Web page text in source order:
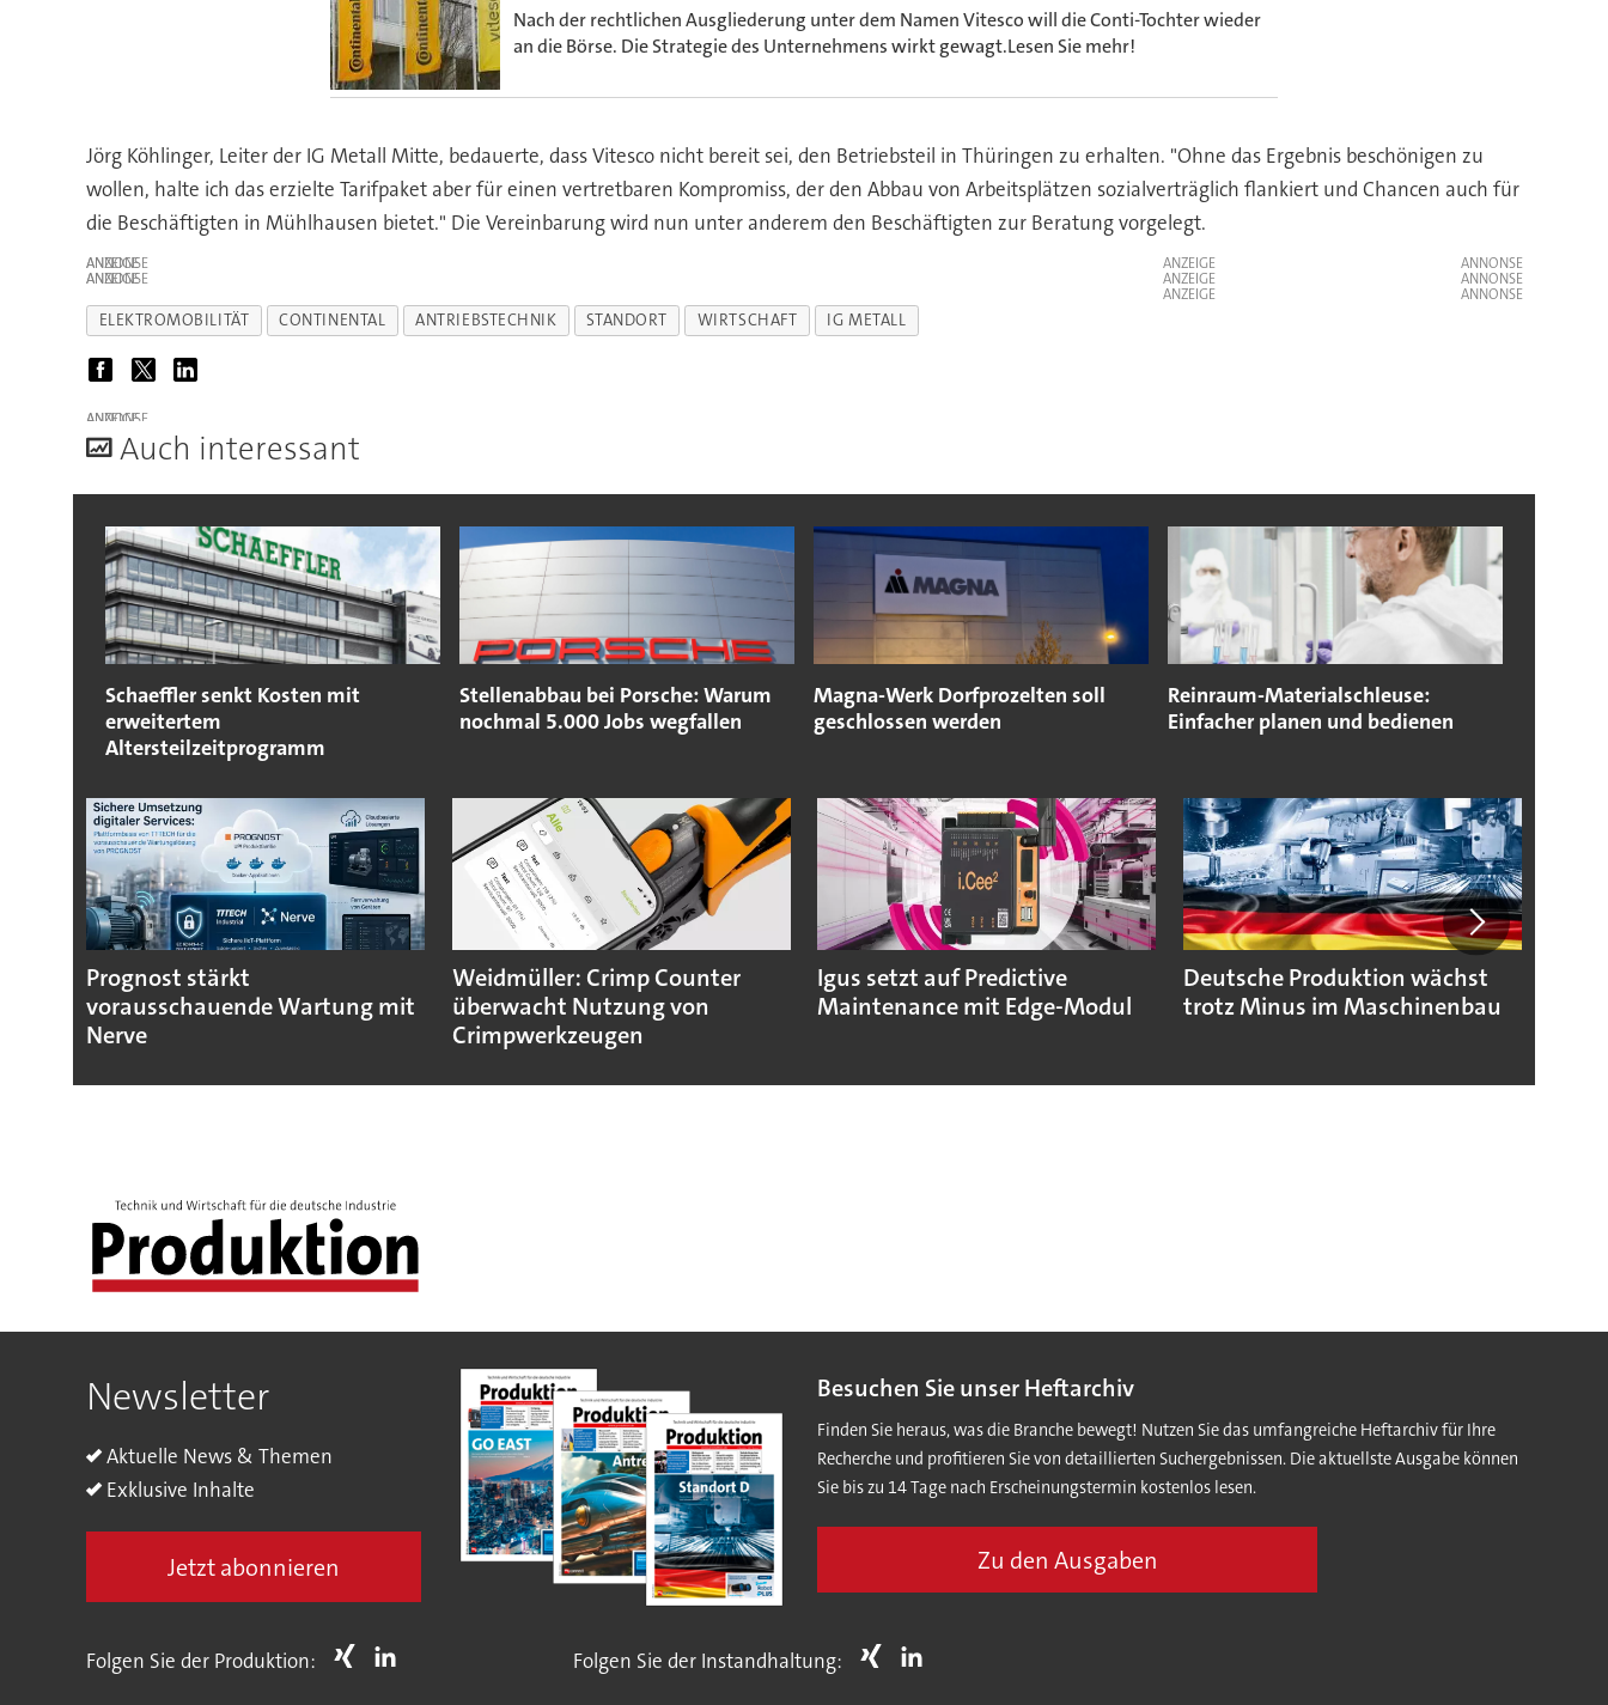
Nach der rechtlichen Ausgliederung unter dem Namen Vitesco will die Conti-Tochter wieder
an die Börse. Die Strategie des Unternehmens wirkt gewagt.Lesen Sie mehr!
Jörg Köhlinger, Leiter der IG Metall Mitte, bedauerte, dass Vitesco nicht bereit sei, den Betriebsteil in Thüringen zu erhalten. "Ohne das Ergebnis beschönigen zu
wollen, halte ich das erzielte Tarifpaket aber für einen vertretbaren Kompromiss, der den Abbau von Arbeitsplätzen sozialverträglich flankiert und Chancen auch für
die Beschäftigten in Mühlhausen bietet." Die Vereinbarung wird nun unter anderem den Beschäftigten zur Beratung vorgelegt.
ANZEIGE
ANZEIGE
ANZEIGE
ANZEIGE
ANZEIGE
ELEKTROMOBILITÄT CONTINENTAL ANTRIEBSTECHNIK STANDORT WIRTSCHAFT IG METALL
ANZEIGE
Auch interessant
Schaeffler senkt Kosten mit
erweitertem
Altersteilzeitprogramm
Stellenabbau bei Porsche: Warum
nochmal 5.000 Jobs wegfallen
Magna-Werk Dorfprozelten soll
geschlossen werden
Reinraum-Materialschleuse:
Einfacher planen und bedienen
Prognost stärkt
vorausschauende Wartung mit
Nerve
Weidmüller: Crimp Counter
überwacht Nutzung von
Crimpwerkzeugen
Igus setzt auf Predictive
Maintenance mit Edge-Modul
Deutsche Produktion wächst
trotz Minus im Maschinenbau
Newsletter
Aktuelle News & Themen
Exklusive Inhalte
Jetzt abonnieren
Besuchen Sie unser Heftarchiv
Finden Sie heraus, was die Branche bewegt! Nutzen Sie das umfangreiche Heftarchiv für Ihre
Recherche und profitieren Sie von detaillierten Suchergebnissen. Die aktuellste Ausgabe können
Sie bis zu 14 Tage nach Erscheinungstermin kostenlos lesen.
Zu den Ausgaben
Folgen Sie der Produktion: Folgen Sie der Instandhaltung: